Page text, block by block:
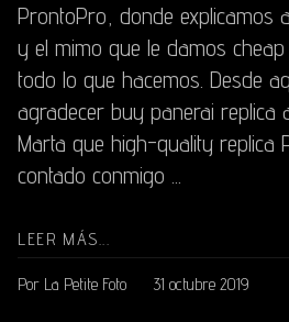
ProntoPro, donde explicamos
y el mimo que le damos
todo lo que hacemos. Desde
agradecer buy panerai replica
Marta que high-quality replica
contado conmigo ...
LEER MÁS...
Por La Petite Foto 31 octubre 2019